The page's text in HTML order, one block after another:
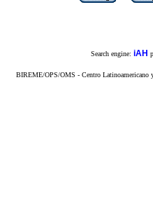
Search engine: iAH
BIREME/OPS/OMS - Centro Latinoamericano